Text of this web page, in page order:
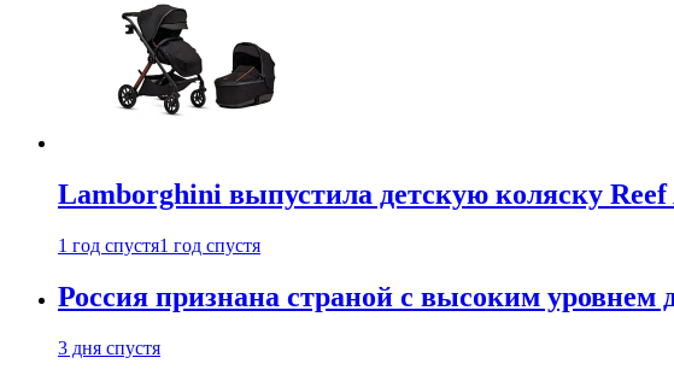
Lamborghini выпустила детскую коляску
1 год спустя1 год спустя
Россия признана страной с высоким уровнем
3 дня спустя